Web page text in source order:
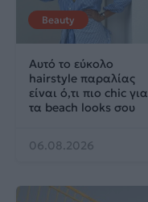
Beauty
Αυτό το εύκολο
hairstyle παραλίας
είναι ό,τι πιο chic για
τα beach looks σου
06.08.2026